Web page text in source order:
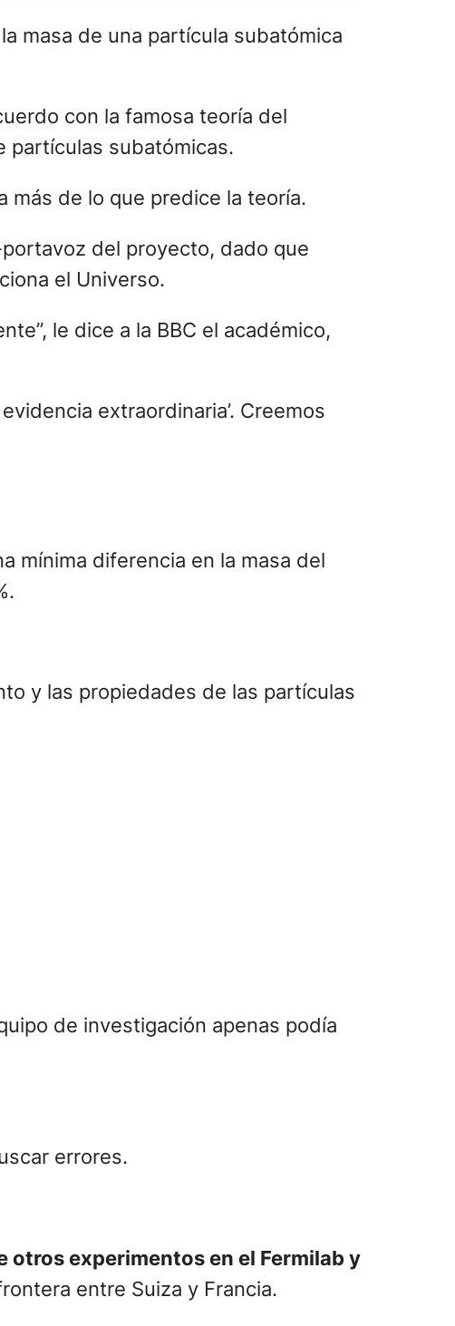
masa de una partícula subatómica
con la famosa teoría del
partículas subatómicas.
más de lo que predice la teoría.
del proyecto, dado que
el Universo.
le dice a la BBC el académico,
extraordinaria’. Creemos
mínima diferencia en la masa del
y las propiedades de las partículas
de investigación apenas podía
errores.
otros experimentos en el Fermilab y
entre Suiza y Francia.